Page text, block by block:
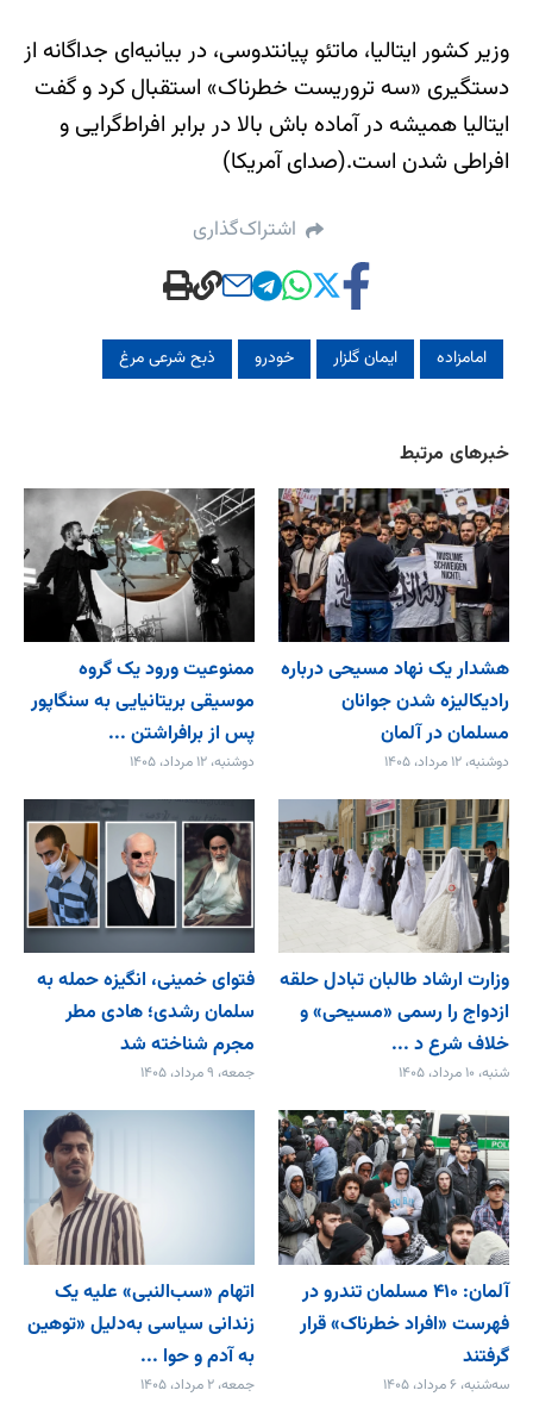
وزیر کشور ایتالیا، ماتئو پیانتدوسی، در بیانیه‌ای جداگانه از
دستگیری «سه تروریست خطرناک» استقبال کرد و گفت
ایتالیا همیشه در آماده باش بالا در برابر افراط‌گرایی و
افراطی شدن است.(صدای آمریکا)
اشتراک‌گذاری
امامزاده ایمان گلزار خودرو ذبح شرعی مرغ
خبرهای مرتبط
هشدار یک نهاد مسیحی درباره
رادیکالیزه شدن جوانان
مسلمان در آلمان
دوشنبه، ۱۲ مرداد، ۱۴۰۵
ممنوعیت ورود یک گروه
موسیقی بریتانیایی به سنگاپور
پس از برافراشتن ...
دوشنبه، ۱۲ مرداد، ۱۴۰۵
وزارت ارشاد طالبان تبادل حلقه
ازدواج را رسمی «مسیحی» و
خلاف شرع د ...
شنبه، ۱۰ مرداد، ۱۴۰۵
فتوای خمینی، انگیزه حمله به
سلمان رشدی؛ هادی مطر
مجرم شناخته شد
جمعه، ۹ مرداد، ۱۴۰۵
آلمان: ۴۱۰ مسلمان تندرو در
فهرست «افراد خطرناک» قرار
گرفتند
سه‌شنبه، ۶ مرداد، ۱۴۰۵
اتهام «سب‌النبی» علیه یک
زندانی سیاسی به‌دلیل «توهین
به آدم و حوا ...
جمعه، ۲ مرداد، ۱۴۰۵